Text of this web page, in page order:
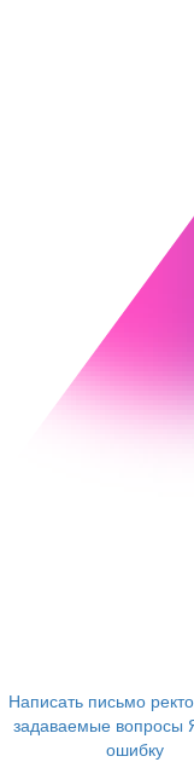
Написать письмо
задаваемые вопросы
ошибку